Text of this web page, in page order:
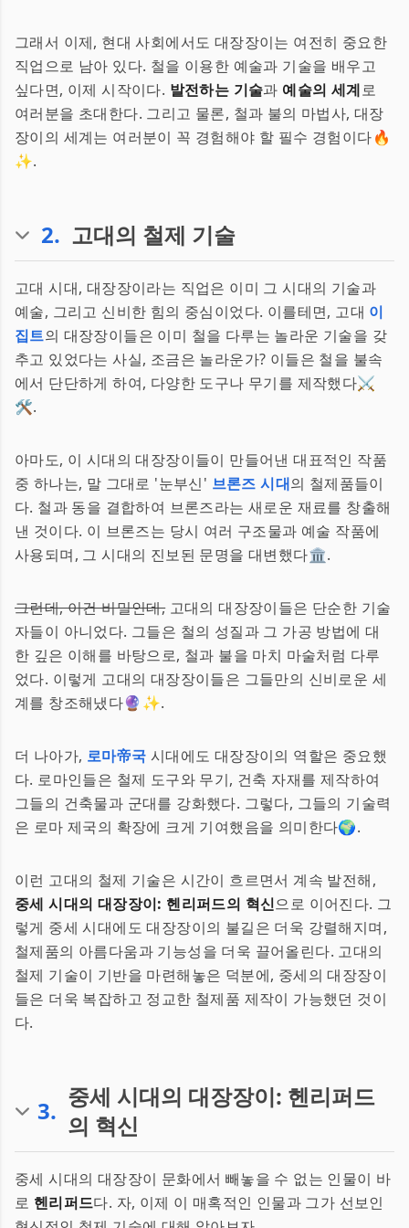
그래서 이제, 현대 사회에서도 대장장이는 여전히 중요한
직업으로 남아 있다. 철을 이용한 예술과 기술을 배우고
싶다면, 이제 시작이다. 발전하는 기술과 예술의 세계로
여러분을 초대한다. 그리고 물론, 철과 불의 마법사, 대장
장이의 세계는 여러분이 꼭 경험해야 할 필수 경험이다🔥
✨.
2. 고대의 철제 기술
고대 시대, 대장장이라는 직업은 이미 그 시대의 기술과
예술, 그리고 신비한 힘의 중심이었다. 이를테면, 고대 이
집트의 대장장이들은 이미 철을 다루는 놀라운 기술을 갖
추고 있었다는 사실, 조금은 놀라운가? 이들은 철을 불속
에서 단단하게 하여, 다양한 도구나 무기를 제작했다⚔️
🛠.
아마도, 이 시대의 대장장이들이 만들어낸 대표적인 작품
중 하나는, 말 그대로 '눈부신' 브론즈 시대의 철제품들이
다. 철과 동을 결합하여 브론즈라는 새로운 재료를 창출해
낸 것이다. 이 브론즈는 당시 여러 구조물과 예술 작품에
사용되며, 그 시대의 진보된 문명을 대변했다🏛️.
그런데, 이건 비밀인데,고대의 대장장이들은 단순한 기술
자들이 아니었다. 그들은 철의 성질과 그 가공 방법에 대
한 깊은 이해를 바탕으로, 철과 불을 마치 마술처럼 다루
었다. 이렇게 고대의 대장장이들은 그들만의 신비로운 세
계를 창조해냈다🔮✨.
더 나아가, 로마帝국 시대에도 대장장이의 역할은 중요했
다. 로마인들은 철제 도구와 무기, 건축 자재를 제작하여
그들의 건축물과 군대를 강화했다. 그렇다, 그들의 기술력
은 로마 제국의 확장에 크게 기여했음을 의미한다🌍.
이런 고대의 철제 기술은 시간이 흐르면서 계속 발전해,
중세 시대의 대장장이: 헨리퍼드의 혁신으로 이어진다. 그
렇게 중세 시대에도 대장장이의 불길은 더욱 강렬해지며,
철제품의 아름다움과 기능성을 더욱 끌어올린다. 고대의
철제 기술이 기반을 마련해놓은 덕분에, 중세의 대장장이
들은 더욱 복잡하고 정교한 철제품 제작이 가능했던 것이
다.
3. 중세 시대의 대장장이: 헨리퍼드
의 혁신
중세 시대의 대장장이 문화에서 빼놓을 수 없는 인물이 바
로 헨리퍼드다. 자, 이제 이 매혹적인 인물과 그가 선보인